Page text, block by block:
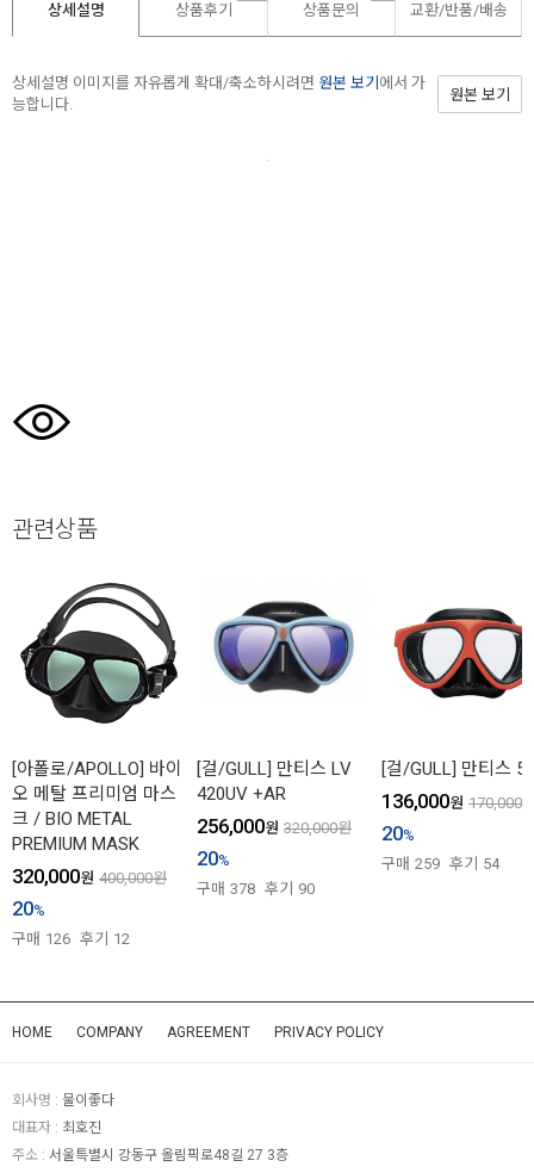
상세설명 상품후기 상품문의 교환/반품/배송
상세설명 이미지를 자유롭게 확대/축소하시려면 원본 보기 에서 가
능합니다.
원본 보기